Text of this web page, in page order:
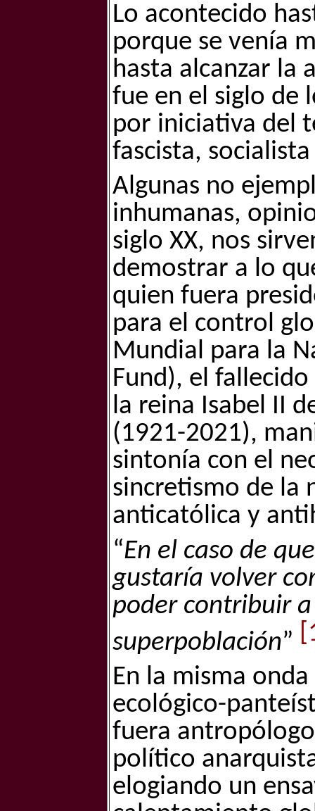
Lo acontecido
porque se venía
hasta alcanzar la
fue en el siglo de
por iniciativa del
fascista,
Algunas no
inhumanas,
siglo XX, nos
demostrar a lo
quien fuera
para el control
Mundial para la
Fund), el
la reina Isabel II
(1921-2021),
sintonía con el
sincretismo de la
anticatólica y
“En el caso de
gustaría volver
poder contribuir
superpoblación”
En la misma
ecológico-
fuera
político
elogiando un